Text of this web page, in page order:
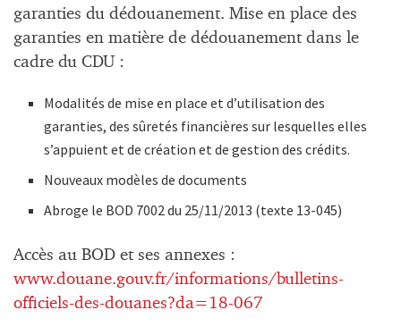
garanties du dédouanement. Mise en place des
garanties en matière de dédouanement dans le
cadre du CDU :
Modalités de mise en place et d’utilisation des
garanties, des sûretés financières sur lesquelles elles
s’appuient et de création et de gestion des crédits.
Nouveaux modèles de documents
Abroge le BOD 7002 du 25/11/2013 (texte 13-045)
Accès au BOD et ses annexes :
www.douane.gouv.fr/informations/bulletins-
officiels-des-douanes?da=18-067